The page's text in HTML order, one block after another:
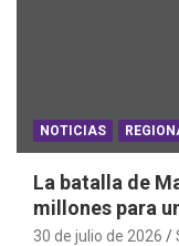
NOTICIAS
La batalla de
millones para
esperar
30 de julio de 2026